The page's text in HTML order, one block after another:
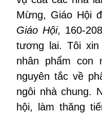
Mừng, Giáo Hội
Giáo Hội, 160-
tương lai. Tôi
nhân phẩm con
nguyên tắc về
ngôi nhà chung.
hội, làm thăng